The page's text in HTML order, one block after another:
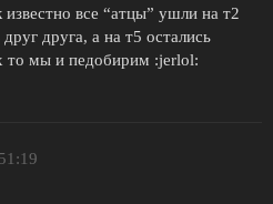
все “атцы” ушли на т2
друга, а на т5 остались
то мы и педобирим :jerlol: